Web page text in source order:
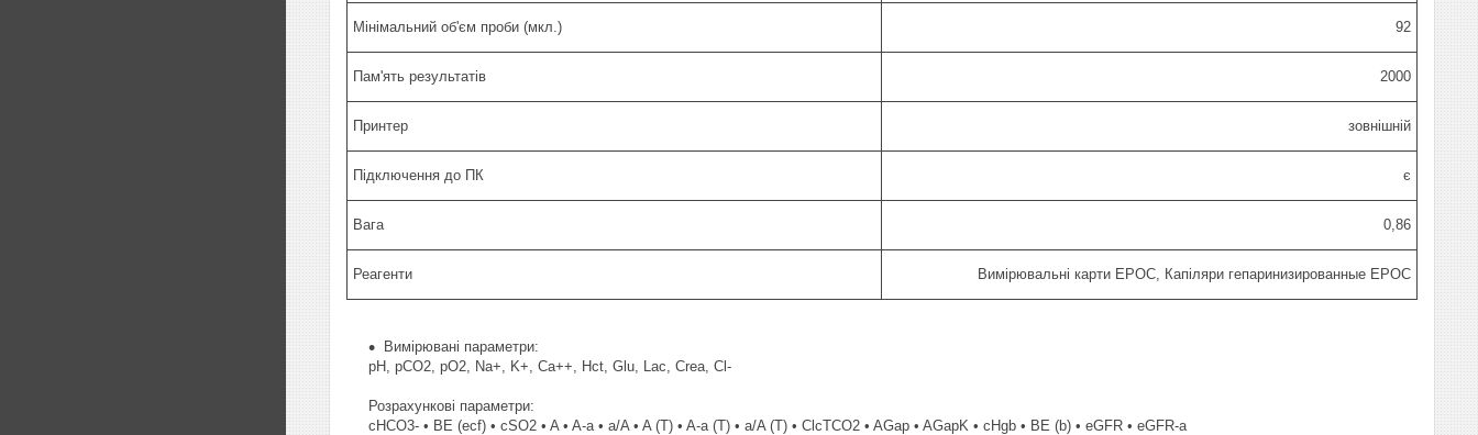
Мінімальний об'єм проби (мкл.) 92
Пам'ять результатів 2000
Принтер зовнішній
Підключення до ПК є
Вага 0,86
Реагенти Вимірювальні карти EPOC, Капіляри гепаринизированные EPOC
Вимірювані параметри:
pH, pCO2, pO2, Na+, K+, Ca++, Hct, Glu, Lac, Crea, Cl-
Розрахункові параметри:
cHCO3- • BE (ecf) • cSO2 • A • A-a • a/A • A (T) • A-a (T) • a/A (T) • ClcTCO2 • AGap • AGapK • cHgb • BE (b) • eGFR • eGFR-a